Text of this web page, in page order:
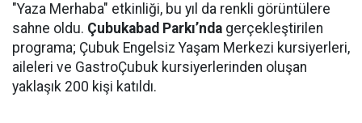
"Yaza Merhaba" etkinliği, bu yıl da renkli görüntülere
sahne oldu. Çubukabad Parkı’nda gerçekleştirilen
programa; Çubuk Engelsiz Yaşam Merkezi kursiyerleri,
aileleri ve GastroÇubuk kursiyerlerinden oluşan
yaklaşık 200 kişi katıldı.